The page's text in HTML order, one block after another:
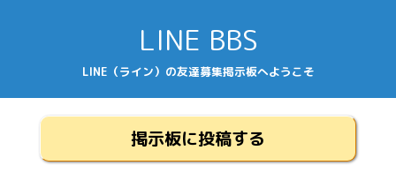
LINE BBS
LINE（ライン）の友達募集掲示板へようこそ
掲示板に投稿する